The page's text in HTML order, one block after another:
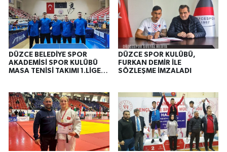
DÜZCE BELEDİYE SPOR
AKADEMİSİ SPOR KULÜBÜ
MASA TENİSİ TAKIMI 1.LİGE
DÜZCE SPOR KULÜBÜ,
FURKAN DEMİR İLE
SÖZLEŞME İMZALADI